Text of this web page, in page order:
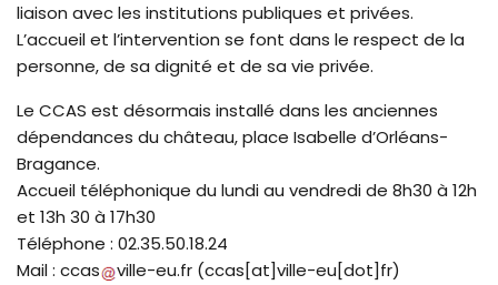
liaison avec les institutions publiques et privées.
L’accueil et l’intervention se font dans le respect de la
personne, de sa dignité et de sa vie privée.
Le CCAS est désormais installé dans les anciennes
dépendances du château, place Isabelle d’Orléans-
Bragance.
Accueil téléphonique du lundi au vendredi de 8h30 à 12h
et 13h 30 à 17h30
Téléphone : 02.35.50.18.24
Mail : ccas ville-eu.fr (ccas[at]ville-eu[dot]fr)